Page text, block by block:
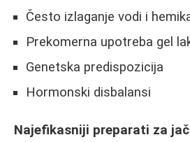
Često izlaganje vodi i
Prekomerna upotreba gel
Genetska predispozicija
Hormonski disbalansi
Najefikasniji preparati za